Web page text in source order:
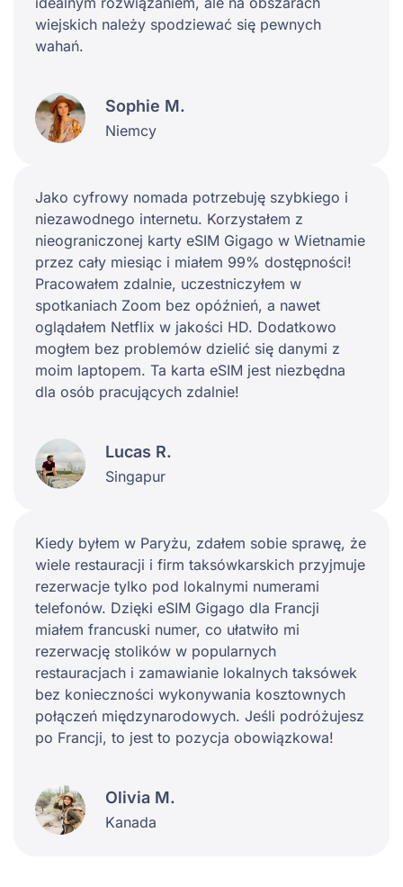
wiejskich należy spodziewać się pewnych
wahań.
Sophie M.
Niemcy
Jako cyfrowy nomada potrzebuję szybkiego i
niezawodnego internetu. Korzystałem z
nieograniczonej karty eSIM Gigago w Wietnamie
przez cały miesiąc i miałem 99% dostępności!
Pracowałem zdalnie, uczestniczyłem w
spotkaniach Zoom bez opóźnień, a nawet
oglądałem Netflix w jakości HD. Dodatkowo
mogłem bez problemów dzielić się danymi z
moim laptopem. Ta karta eSIM jest niezbędna
dla osób pracujących zdalnie!
Lucas R.
Singapur
Kiedy byłem w Paryżu, zdałem sobie sprawę, że
wiele restauracji i firm taksówkarskich przyjmuje
rezerwacje tylko pod lokalnymi numerami
telefonów. Dzięki eSIM Gigago dla Francji
miałem francuski numer, co ułatwiło mi
rezerwację stolików w popularnych
restauracjach i zamawianie lokalnych taksówek
bez konieczności wykonywania kosztownych
połączeń międzynarodowych. Jeśli podróżujesz
po Francji, to jest to pozycja obowiązkowa!
Olivia M.
Kanada